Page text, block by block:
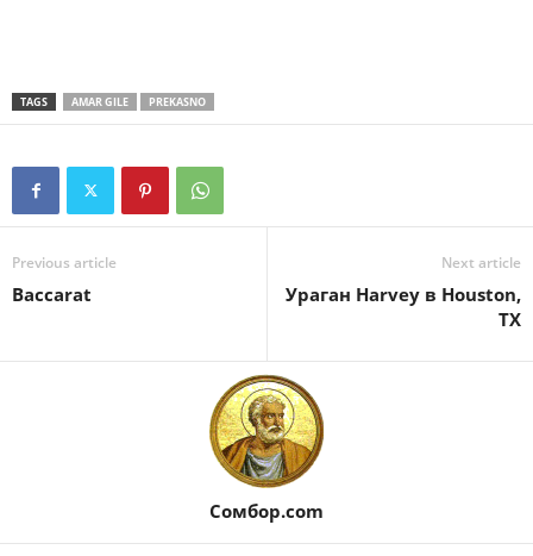
TAGS AMAR GILE PREKASNO
Previous article
Baccarat
Next article
Ураган Harvey в Houston,
TX
Сомбор.com